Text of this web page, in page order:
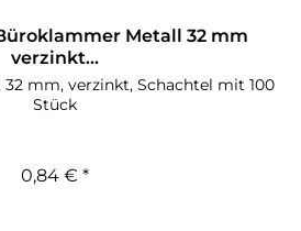
Metall 32 mm
verzinkt...
mm, verzinkt, Schachtel mit 100
Stück
0,84 € *